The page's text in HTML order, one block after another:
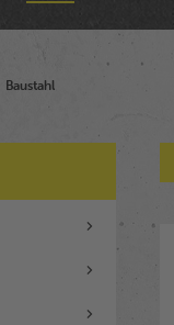
Baustahl